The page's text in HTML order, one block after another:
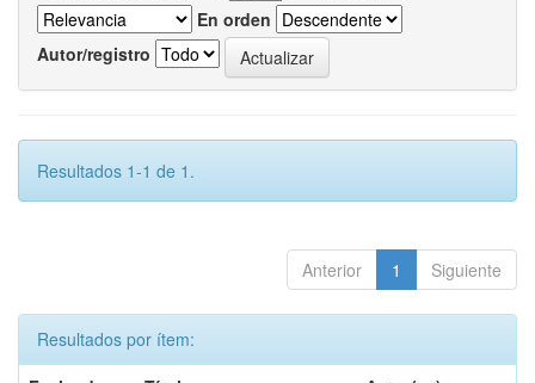
En orden
Autor/registro
Resultados 1-1 de 1.
Anterior 1 Siguiente
Resultados por ítem: